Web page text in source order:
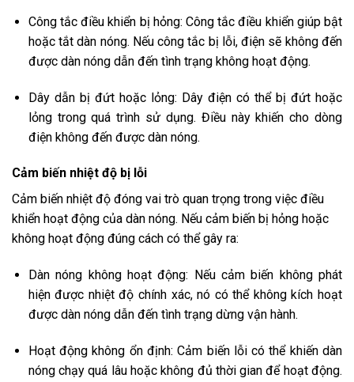
Công tắc điều khiển bị hỏng: Công tắc điều khiển giúp bật
hoặc tắt dàn nóng. Nếu công tắc bị lỗi, điện sẽ không đến
được dàn nóng dẫn đến tình trạng không hoạt động.
Dây dẫn bị đứt hoặc lỏng: Dây điện có thể bị đứt hoặc
lỏng trong quá trình sử dụng. Điều này khiến cho dòng
điện không đến được dàn nóng.
Cảm biến nhiệt độ bị lỗi
Cảm biến nhiệt độ đóng vai trò quan trọng trong việc điều
khiển hoạt động của dàn nóng. Nếu cảm biến bị hỏng hoặc
không hoạt động đúng cách có thể gây ra:
Dàn nóng không hoạt động: Nếu cảm biến không phát
hiện được nhiệt độ chính xác, nó có thể không kích hoạt
được dàn nóng dẫn đến tình trạng dừng vận hành.
Hoạt động không ổn định: Cảm biến lỗi có thể khiến dàn
nóng chạy quá lâu hoặc không đủ thời gian để hoạt động.